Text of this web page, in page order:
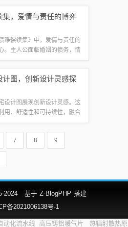
还是自己使...
集，爱情与责任的博弈
难偿续集》中，爱情与责任的
。主人公面临婚姻的债务，情
一根稻草，婚礼的奢华背...
计图，创新设计灵感探
设计图展现创新设计灵感。这
用、舒适性和可持续性，融合
常生活，注重实用性与美观性
性。五月的设计图体现了...
7 8 9
2024 基于 Z-BlogPHP 搭建
备2021006138号-1
动化流水线 高压铸铝暖气片 热辐射散热原